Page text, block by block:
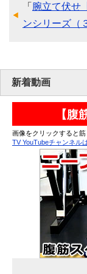
「 腕立て伏せ
ンシリーズ（
新着動画
【腹
画像をクリックすると筋
TV YouTubeチャンネル